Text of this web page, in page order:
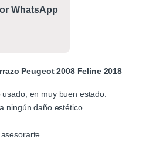
WhatsApp
Peugeot 2008 Feline 2018
usado, en muy buen estado.
ningún daño estético.